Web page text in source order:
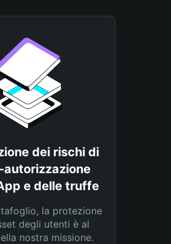
dei rischi di
autorizzazione
e delle truffe
la protezione
degli utenti è al
nostra missione.